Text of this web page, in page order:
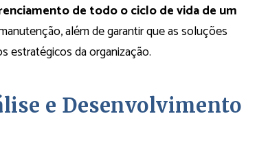
de todo o ciclo de vida de um
além de garantir que as soluções
estratégicos da organização.
e Desenvolvimento